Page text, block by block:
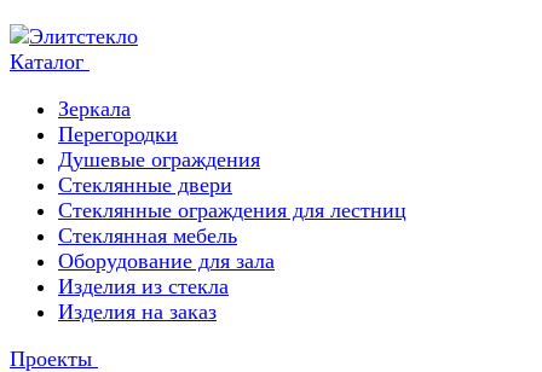
Каталог
Зеркала
Перегородки
Душевые ограждения
Стеклянные двери
Стеклянные ограждения для лестниц
Стеклянная мебель
Оборудование для зала
Изделия из стекла
Изделия на заказ
Проекты